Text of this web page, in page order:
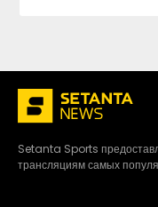
Setanta Sports
трансляциям самых